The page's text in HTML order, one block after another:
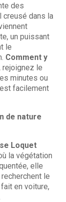
des
creusé dans la
un puissant
le
Comment y
rejoignez le
minutes ou
facilement
de nature
Loquet
la végétation
elle
le
en voiture,